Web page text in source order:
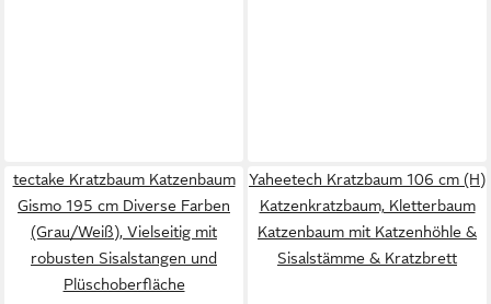
tectake Kratzbaum Katzenbaum
Gismo 195 cm Diverse Farben
(Grau/Weiß), Vielseitig mit
robusten Sisalstangen und
Plüschoberfläche
Yaheetech Kratzbaum 106 cm (H)
Katzenkratzbaum, Kletterbaum
Katzenbaum mit Katzenhöhle &
Sisalstämme & Kratzbrett